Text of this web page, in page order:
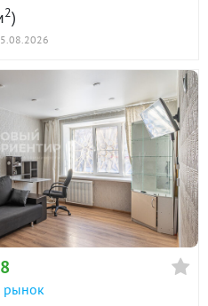
2)
5.08.2026
рынок